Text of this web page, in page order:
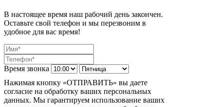
В настоящее время наш рабочий день закончен.
Оставьте свой телефон и мы перезвоним в
удобное для вас время!
Время звонка
Нажимая кнопку «ОТПРАВИТЬ» вы даете
согласие на обработку ваших персональных
данных. Мы гарантируем использование ваших